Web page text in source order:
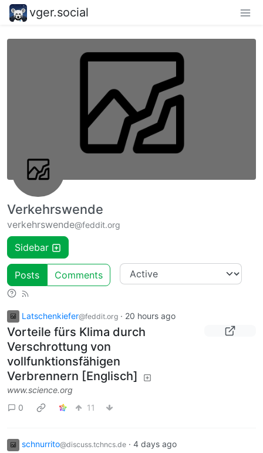
vger.social
Verkehrswende
verkehrswende@feddit.org
Sidebar
Posts Comments
Latschenkiefer@feddit.org · 20 hours ago
Vorteile fürs Klima durch
Verschrottung von
vollfunktionsfähigen
Verbrennern [Englisch]
www.science.org
0
11
schnurrito@discuss.tchncs.de · 4 days ago